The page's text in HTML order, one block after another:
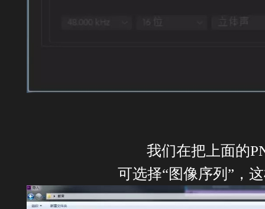
我们在把上面的
可选择“图像序列”，